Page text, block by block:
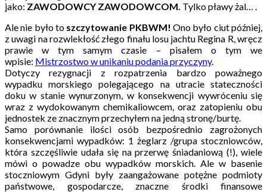
jako: ZAWODOWCY ZAWODOWCOM. Tylko pławy żal… .
Ale nie było to szczytowanie PKBWM! Ono było ciut później,
z uwagi na rozwlekłość złego finału losu jachtu Regina R, wręcz
prawie w tym samym czasie – pisałem o tym we
wpisie: Mistrzostwo w unikaniu podania przyczyny.
Dotyczy rezygnacji z rozpatrzenia bardzo poważnego
wypadku morskiego polegającego na utracie stateczności
doku w stanie wynurzonym, w konsekwencji wywróceniu się
wraz z wydokowanym chemikaliowcem, oraz zatopieniu obu
jednostek ze znacznym przechyłem na jedną stronę/burtę.
Samo porównanie ilości osób bezpośrednio zagrożonych
konsekwencjami wypadków: 1 żeglarz /grupa stoczniowców,
która szczęśliwie udała się na przerwę śniadaniową (!), wiele
mówi o powadze obu wypadków morskich. Ale w basenie
stoczniowym Gdyni były zaangażowane potężne podmioty
państwowe, gospodarcze, znaczne środki finansowe